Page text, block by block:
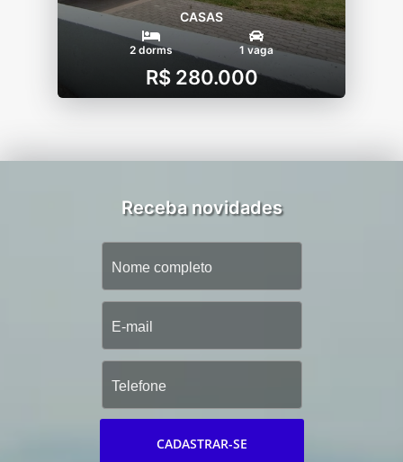
CASAS
2 dorms 1 vaga
R$ 280.000
Receba novidades
CADASTRAR-SE